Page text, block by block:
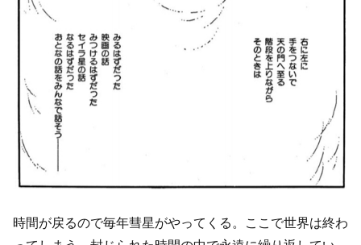
時間が戻るので毎年彗星がやってくる。ここで世界は終わ